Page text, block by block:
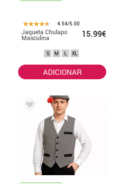
4.54/5.00
Jaqueta Chulapo
Masculina 15.99€
S M L XL
ADICIONAR